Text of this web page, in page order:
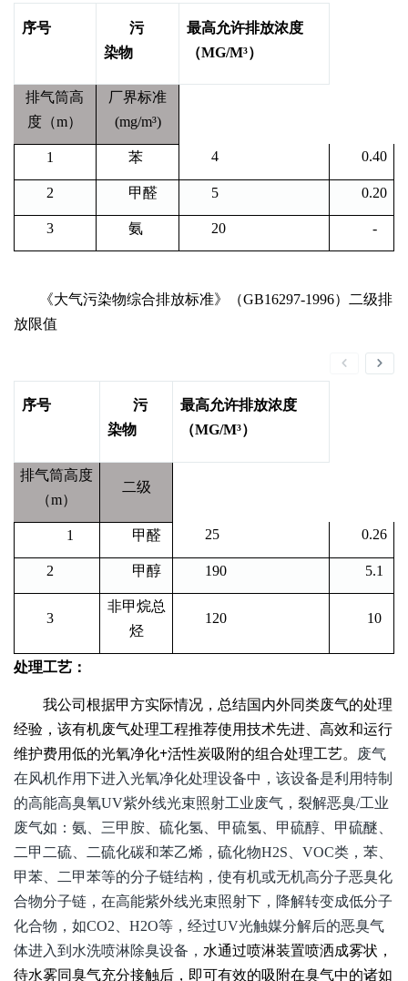
序号
污
染物
最高允许排放浓度
（MG/M³）
排气筒高
度（m）
厂界标准
(mg/m³)
1 苯 4 0.40
2 甲醛 5 0.20
3 氨 20 -
《大气污染物综合排放标准》（GB16297-1996）二级排
放限值
序号
污
染物
最高允许排放浓度
（MG/M³）
排气筒高度
（m）
二级
1 甲醛 25 0.26
2 甲醇 190 5.1
3
非甲烷总
烃
120 10
处理工艺：
我公司根据甲方实际情况，总结国内外同类废气的处理
经验，该有机废气处理工程推荐使用技术先进、高效和运行
维护费用低的光氧净化+活性炭吸附的组合处理工艺。
废气
在风机作用下进入光氧净化处理设备中，该设备是利用特制
的高能高臭氧UV紫外线光束照射工业废气，裂解恶臭/工业
废气如：氨、三甲胺、硫化氢、甲硫氢、甲硫醇、甲硫醚、
二甲二硫、二硫化碳和苯乙烯，硫化物H2S、VOC类，苯、
甲苯、二甲苯等的分子链结构，使有机或无机高分子恶臭化
合物分子链，在高能紫外线光束照射下，降解转变成低分子
化合物，如CO2、H2O等，经过UV光触媒分解后的恶臭气
体进入到水洗喷淋除臭设备， 水通过喷淋装置喷洒成雾状，
待水雾同臭气充分接触后，即可有效的吸附在臭气中的诸如